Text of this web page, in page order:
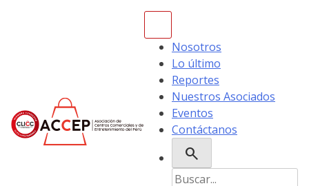
Nosotros
Lo último
Reportes
Nuestros Asociados
Eventos
Contáctanos
search
Buscar: